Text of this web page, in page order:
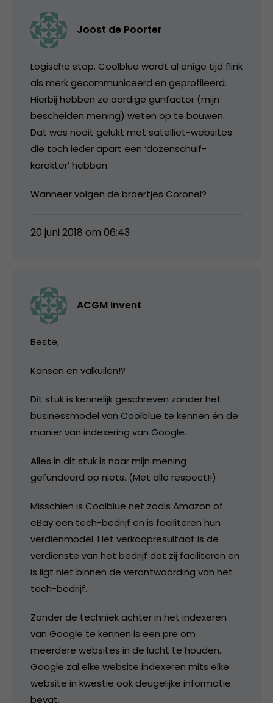
Joost de Poorter
Logische stap. Coolblue wordt al enige tijd flink
als merk gecommuniceerd en geprofileerd.
Hierbij hebben ze aardige gunfactor (mijn
bescheiden mening) weten op te bouwen.
Dat was nooit gelukt met satelliet-websites
die toch ieder apart een ‘dozenschuif-
karakter’ hebben.
Wanneer volgen de broertjes Coronel?
20 juni 2018 om 06:43
ACGM Invent
Beste,
Kansen en valkuilen!?
Dit stuk is kennelijk geschreven zonder het
businessmodel van Coolblue te kennen én de
manier van indexering van Google.
Alles in dit stuk is naar mijn mening
gefundeerd op niets. (Met alle respect!!)
Misschien is Coolblue net zoals Amazon of
eBay een tech-bedrijf en is faciliteren hun
verdienmodel. Het verkoopresultaat is de
verdienste van het bedrijf dat zij faciliteren en
is ligt niet binnen de verantwoording van het
tech-bedrijf.
Zonder de techniek achter in het indexeren
van Google te kennen is een pre om
meerdere websites in de lucht te houden.
Google zal elke website indexeren mits elke
website in kwestie ook deugelijke informatie
bevat.